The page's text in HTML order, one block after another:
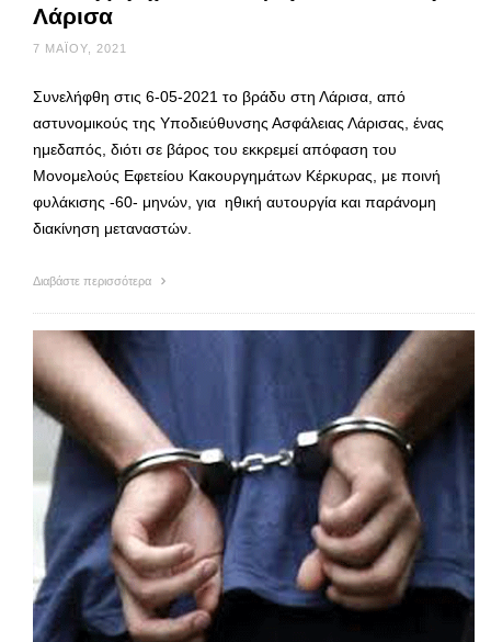
Λάρισα
7 ΜΑΪ́ΟΥ, 2021
Συνελήφθη στις 6-05-2021 το βράδυ στη Λάρισα, από
αστυνομικούς της Υποδιεύθυνσης Ασφάλειας Λάρισας, ένας
ημεδαπός, διότι σε βάρος του εκκρεμεί απόφαση του
Μονομελούς Εφετείου Κακουργημάτων Κέρκυρας, με ποινή
φυλάκισης -60- μηνών, για ηθική αυτουργία και παράνομη
διακίνηση μεταναστών.
Διαβάστε περισσότερα